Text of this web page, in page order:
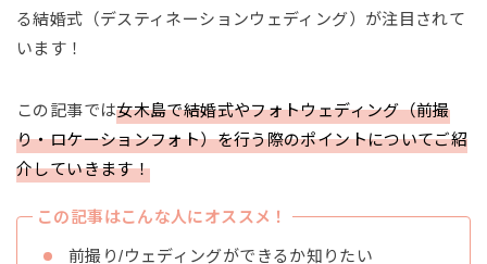
る結婚式（デスティネーションウェディング）が注目されて
います！
この記事では女木島で結婚式やフォトウェディング（前撮
り・ロケーションフォト）を行う際のポイントについてご紹
介していきます！
この記事はこんな人にオススメ！
前撮り/ウェディングができるか知りたい